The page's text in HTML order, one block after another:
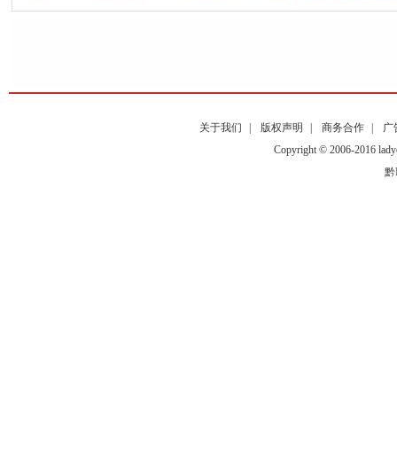
关于我们 版权声明 商务合作
广
Copyright © 2006-2016
黔